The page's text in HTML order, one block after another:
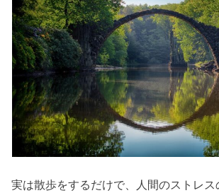
実は散歩をするだけで、人間のストレ